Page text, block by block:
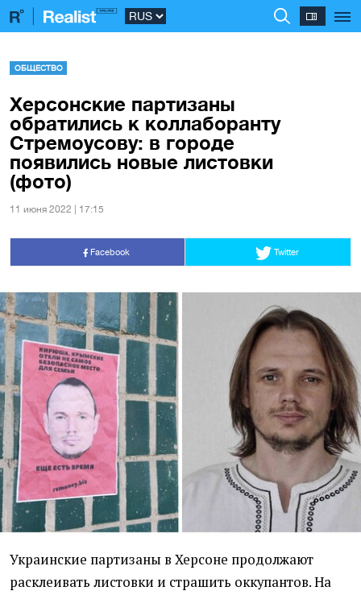
ОБЩЕСТВО
Херсонские партизаны
обратились к коллаборанту
Стремоусову: в городе
появились новые листовки
(фото)
11 июня 2022 | 17:15
Facebook Twitter
Украинские партизаны в Херсоне продолжают
расклеивать листовки и страшить оккупантов. На